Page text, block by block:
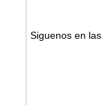
Siguenos en